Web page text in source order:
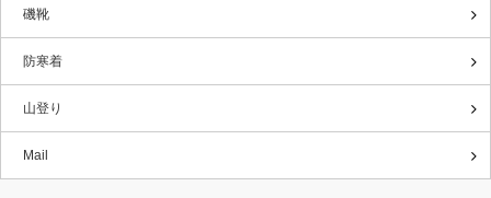
磯靴
防寒着
山登り
Mail